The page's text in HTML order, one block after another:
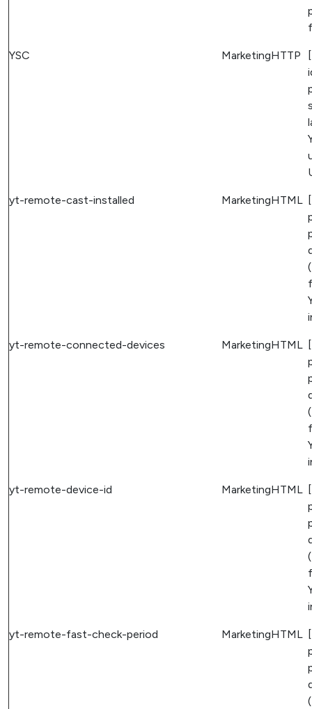
YSC MarketingHTTP
yt-remote-cast-installed MarketingHTML
(
yt-remote-connected-devices MarketingHTML
(
yt-remote-device-id MarketingHTML
(
yt-remote-fast-check-period MarketingHTML
(